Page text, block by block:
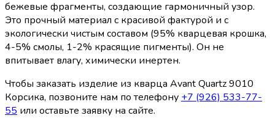
бежевые фрагменты, создающие гармоничный узор.
Это прочный материал с красивой фактурой и с
экологически чистым составом (95% кварцевая крошка,
4-5% смолы, 1-2% красящие пигменты). Он не
впитывает влагу, химически инертен.
Чтобы заказать изделие из кварца Avant Quartz 9010
Корсика, позвоните нам по телефону +7 (926) 533-77-
55 или оставьте заявку на сайте.